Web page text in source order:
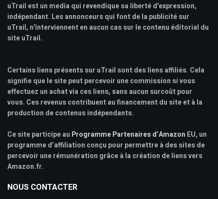
uTrail est un media qui revendique sa liberté d'expression,
indépendant. Les annonceurs qui font de la publicité sur
uTrail, n'interviennent en aucun cas sur le contenu éditorial du
site uTrail.
Certains liens présents sur uTrail sont des liens affiliés. Cela
signifie que le site peut percevoir une commission si vous
effectuez un achat via ces liens, sans aucun surcoût pour
vous. Ces revenus contribuent au financement du site et à la
production de contenus indépendants.
Ce site participe au Programme Partenaires d’Amazon EU, un
programme d’affiliation conçu pour permettre à des sites de
percevoir une rémunération grâce à la création de liens vers
Amazon.fr.
NOUS CONTACTER